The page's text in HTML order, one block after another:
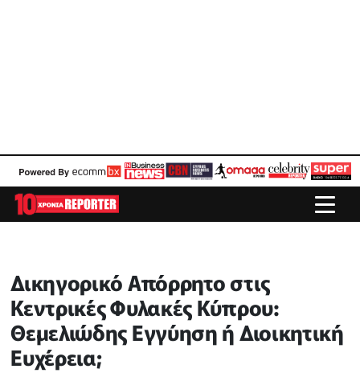
Δικηγορικό Απόρρητο στις
Κεντρικές Φυλακές Κύπρου:
Θεμελιώδης Εγγύηση ή Διοικητική
Ευχέρεια;